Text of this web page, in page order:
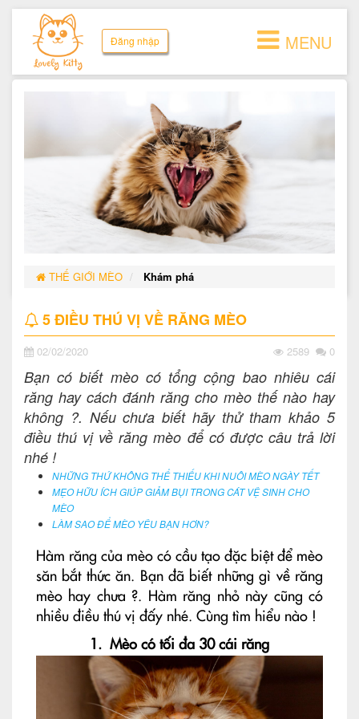
Đăng nhập
THẾ GIỚI MÈO Khám phá
5 ĐIỀU THÚ VỊ VỀ RĂNG MÈO
02/02/2020 2589 0
Bạn có biết mèo có tổng cộng bao nhiêu cái
răng hay cách đánh răng cho mèo thế nào hay
không ?. Nếu chưa biết hãy thử tham khảo 5
điều thú vị về răng mèo để có được câu trả lời
nhé !
NHỮNG THỨ KHÔNG THỂ THIẾU KHI NUÔI MÈO NGÀY TẾT
MẸO HỮU ÍCH GIÚP GIẢM BỤI TRONG CÁT VỆ SINH CHO
MÈO
LÀM SAO ĐỂ MÈO YÊU BẠN HƠN?
Hàm răng của mèo có cầu tạo đặc biệt để mèo
săn bắt thức ăn. Bạn đã biết những gì về răng
mèo hay chưa ?. Hàm răng nhỏ này cũng có
nhiều điều thú vị đấy nhé. Cùng tìm hiểu nào !
1. Mèo có tối đa 30 cái răng
MENU